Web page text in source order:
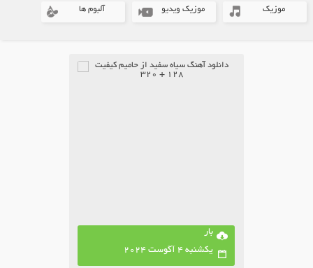
موزیک موزیک ویدیو آلبوم ها
بار
یکشنبه 4 آگوست 2024